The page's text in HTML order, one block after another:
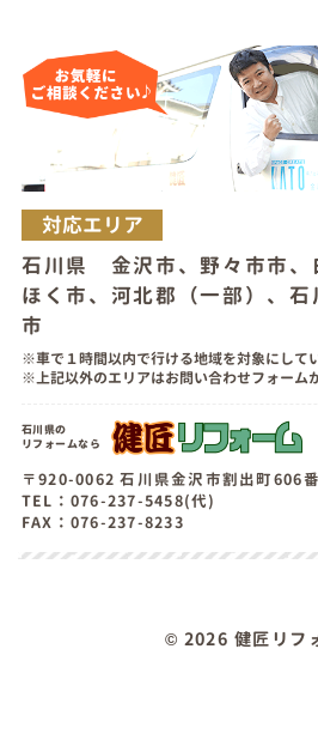
対応エリア
石川県 金沢市、野々市市、
ほく市、河北郡（一部）、
市
車で１時間以内で行ける地域を対象にして
上記以外のエリアはお問い合わせフォーム
石川県の
リフォームなら
〒920-0062 石川県金沢市割出町606
TEL：076-237-5458(代)
FAX：076-237-8233
© 2026 健匠リフ